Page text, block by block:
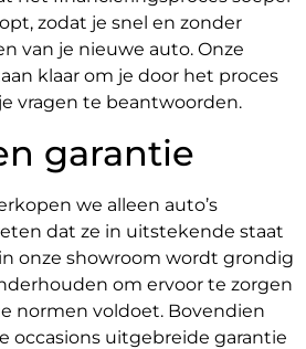
zodat je snel en zonder
van je nieuwe auto. Onze
klaar om je door het proces
vragen te beantwoorden.
garantie
we alleen auto’s
dat ze in uitstekende staat
onze showroom wordt grondig
om ervoor te zorgen
normen voldoet. Bovendien
occasions uitgebreide garantie